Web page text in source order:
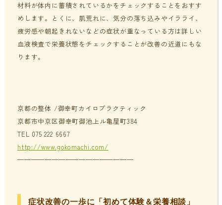
材料が体内に蓄積されているかをチェックすることをおすす
めします。とくに、肌荒れに、気分の落ち込みやイラライ、
疲労感や朝起きれないなどの症状が重なっている方は詳しい
血液検査で栄養状態をチェックすることが改善の近道にもな
ります。
京都の整体 /御幸町カイロプラクティック
京都市中京区御幸町御池上ル亀屋町384
TEL 075 222 6667
http://www.gokomachi.com/
—————————————————
症状改善の一歩に「初めて体験＆栄養相談」